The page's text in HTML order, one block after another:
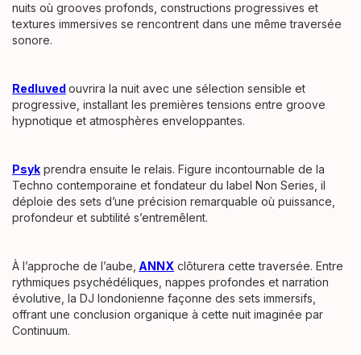
nuits où grooves profonds, constructions progressives et
textures immersives se rencontrent dans une même traversée
sonore.
Redluved ouvrira la nuit avec une sélection sensible et
progressive, installant les premières tensions entre groove
hypnotique et atmosphères enveloppantes.
Psyk prendra ensuite le relais. Figure incontournable de la
Techno contemporaine et fondateur du label Non Series, il
déploie des sets d’une précision remarquable où puissance,
profondeur et subtilité s’entremêlent.
À l’approche de l’aube, ANNX clôturera cette traversée. Entre
rythmiques psychédéliques, nappes profondes et narration
évolutive, la DJ londonienne façonne des sets immersifs,
offrant une conclusion organique à cette nuit imaginée par
Continuum.